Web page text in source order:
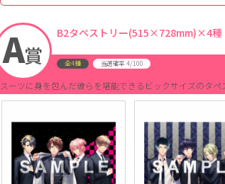
A賞
B2タペストリー(515×728mm)×4種
全4種 当選確率4/100
スーツに身を包んだ彼らを堪能できるビックサイズのタペ